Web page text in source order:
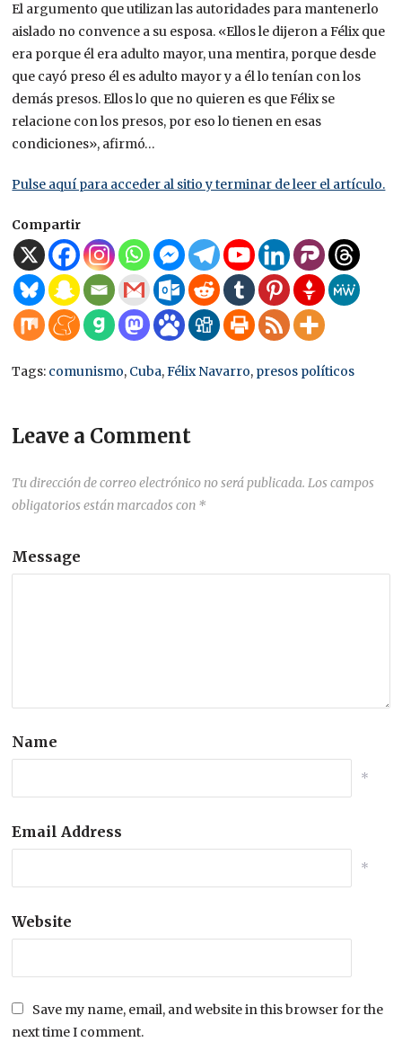
El argumento que utilizan las autoridades para mantenerlo
aislado no convence a su esposa. «Ellos le dijeron a Félix que
era porque él era adulto mayor, una mentira, porque desde
que cayó preso él es adulto mayor y a él lo tenían con los
demás presos. Ellos lo que no quieren es que Félix se
relacione con los presos, por eso lo tienen en esas
condiciones», afirmó…
Pulse aquí para acceder al sitio y terminar de leer el artículo.
Compartir
Tags: comunismo, Cuba,Félix Navarro, presos políticos
Leave a Comment
Tu dirección de correo electrónico no será publicada. Los campos
obligatorios están marcados con *
Message
Name
*
Email Address
*
Website
Save my name, email, and website in this browser for the
next time I comment.